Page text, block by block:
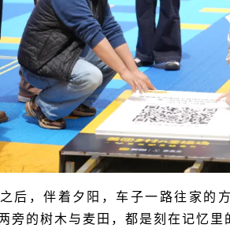
后，伴着夕阳，车子一路往家的
旁的树木与麦田，都是刻在记忆里